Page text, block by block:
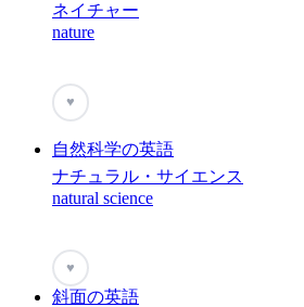
ネイチャー
nature
♥
自然科学の英語
ナチュラル・サイエンス
natural science
♥
斜面の英語